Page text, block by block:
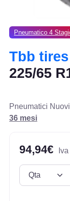
Pneumatico 4
Tbb tires
225/65
Pneumatici
36 mesi
94,94€